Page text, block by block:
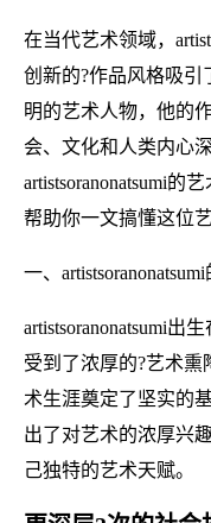
在当代艺术领域，
创新的?作品风格吸
明的艺术人物，他的
会、文化和人类内心
artistsoranonatsumi的
帮助你一文搞懂这位
一、
artistsoranonatsumi出
受到了浓厚的?艺术
术生涯奠定了坚实的
出了对艺术的浓厚兴
己独特的艺术天赋。